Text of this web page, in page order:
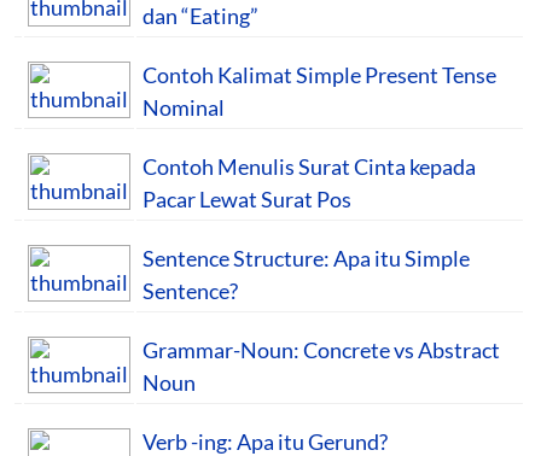
dan “Eating”
Contoh Kalimat Simple Present Tense
Nominal
Contoh Menulis Surat Cinta kepada
Pacar Lewat Surat Pos
Sentence Structure: Apa itu Simple
Sentence?
Grammar-Noun: Concrete vs Abstract
Noun
Verb -ing: Apa itu Gerund?